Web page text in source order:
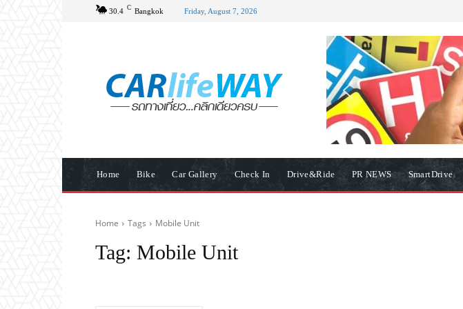
30.4 C Bangkok Friday, August 7, 2026
Home Bike Car Gallery Check In Drive&Ride PR NEWS SmartDrive
Home Tags Mobile Unit
Tag: Mobile Unit